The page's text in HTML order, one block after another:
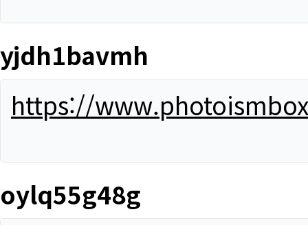
yjdh1bavmh
https://
oylq55g48g